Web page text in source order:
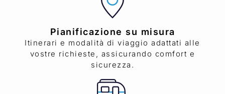
Pianificazione su misura
Itinerari e modalità di viaggio adattati alle
vostre richieste, assicurando comfort e
sicurezza.